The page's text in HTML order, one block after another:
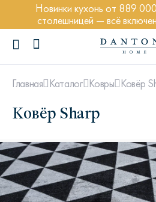
Новинки кухонь от 889
столешницей — всё
ПОПУЛЯРНЫЕ ЗАПРОСЫ
Диван Марсель
Кресло Энди
Главная Каталог Ковры Ковёр
Ковёр Sharp